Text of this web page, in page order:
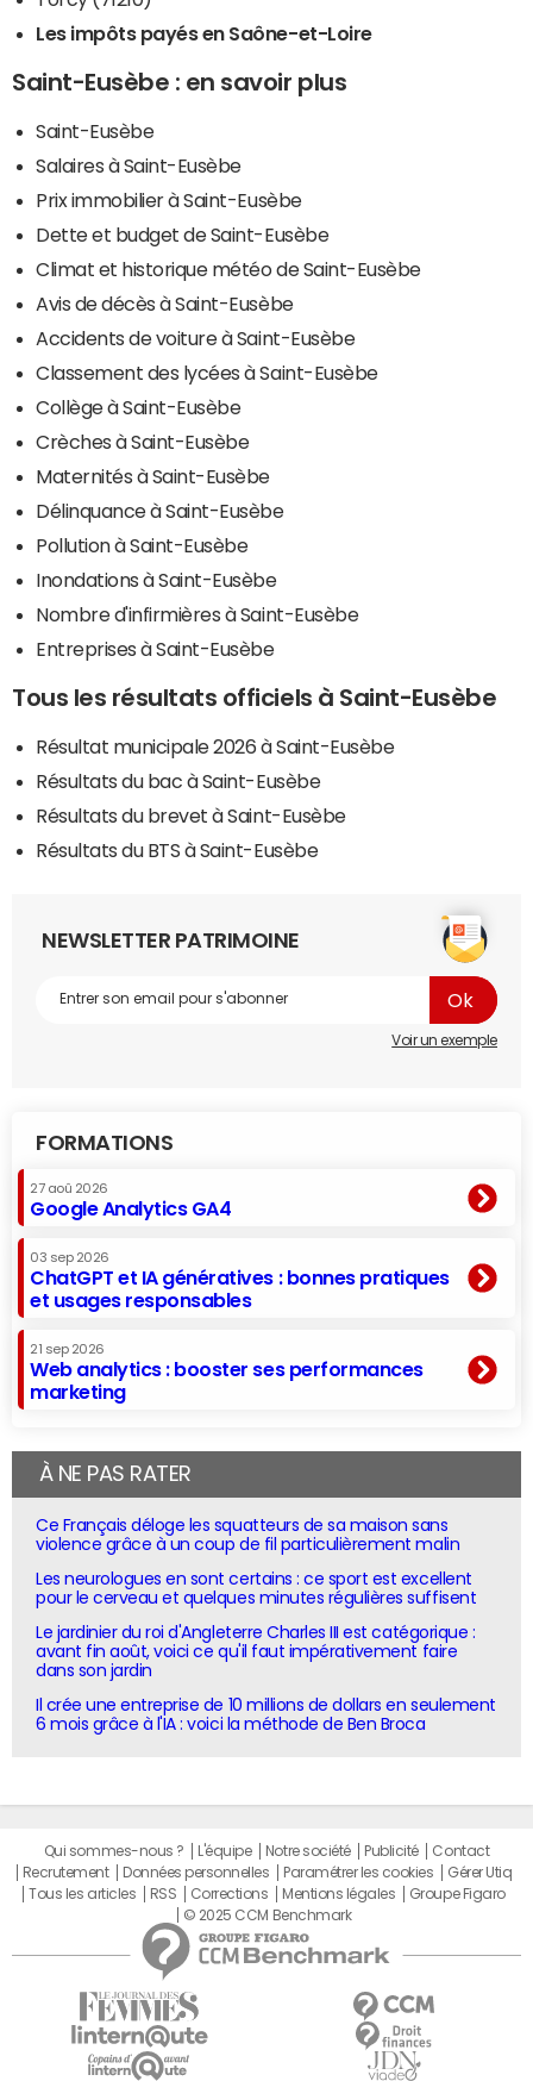
Les impôts payés en Saône-et-Loire
Saint-Eusèbe : en savoir plus
Saint-Eusèbe
Salaires à Saint-Eusèbe
Prix immobilier à Saint-Eusèbe
Dette et budget de Saint-Eusèbe
Climat et historique météo de Saint-Eusèbe
Avis de décès à Saint-Eusèbe
Accidents de voiture à Saint-Eusèbe
Classement des lycées à Saint-Eusèbe
Collège à Saint-Eusèbe
Crèches à Saint-Eusèbe
Maternités à Saint-Eusèbe
Délinquance à Saint-Eusèbe
Pollution à Saint-Eusèbe
Inondations à Saint-Eusèbe
Nombre d'infirmières à Saint-Eusèbe
Entreprises à Saint-Eusèbe
Tous les résultats officiels à Saint-Eusèbe
Résultat municipale 2026 à Saint-Eusèbe
Résultats du bac à Saint-Eusèbe
Résultats du brevet à Saint-Eusèbe
Résultats du BTS à Saint-Eusèbe
NEWSLETTER PATRIMOINE
Voir un exemple
FORMATIONS
27 aoû 2026
Google Analytics GA4
03 sep 2026
ChatGPT et IA génératives : bonnes pratiques
et usages responsables
21 sep 2026
Web analytics : booster ses performances
marketing
À NE PAS RATER
Ce Français déloge les squatteurs de sa maison sans
violence grâce à un coup de fil particulièrement malin
Les neurologues en sont certains : ce sport est excellent
pour le cerveau et quelques minutes régulières suffisent
Le jardinier du roi d'Angleterre Charles III est catégorique :
avant fin août, voici ce qu'il faut impérativement faire
dans son jardin
Il crée une entreprise de 10 millions de dollars en seulement
6 mois grâce à l'IA : voici la méthode de Ben Broca
Qui sommes-nous ? L'équipe Notre société Publicité
Contact
Recrutement
Données personnelles Paramétrer les cookies
Gérer Utiq
Tous les articles
RSS Corrections Mentions légales
Groupe Figaro
© 2025 CCM Benchmark